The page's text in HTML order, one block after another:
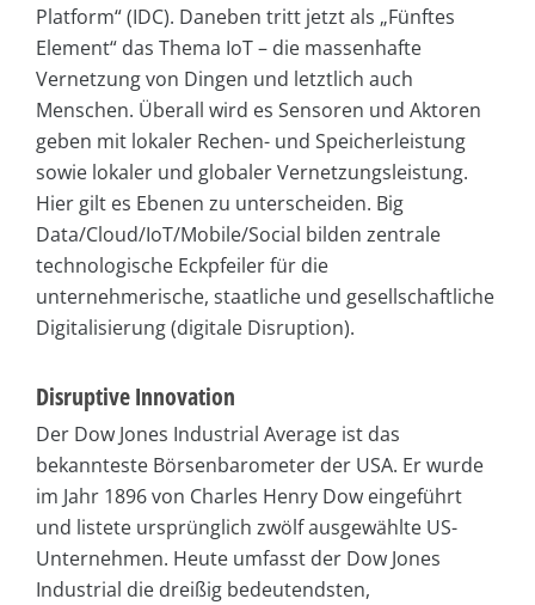
Platform“ (IDC). Daneben tritt jetzt als „Fünftes
Element“ das Thema IoT – die massenhafte
Vernetzung von Dingen und letztlich auch
Menschen. Überall wird es Sensoren und Aktoren
geben mit lokaler Rechen- und Speicherleistung
sowie lokaler und globaler Vernetzungsleistung.
Hier gilt es Ebenen zu unterscheiden. Big
Data/Cloud/IoT/Mobile/Social bilden zentrale
technologische Eckpfeiler für die
unternehmerische, staatliche und gesellschaftliche
Digitalisierung (digitale Disruption).
Disruptive Innovation
Der Dow Jones Industrial Average ist das
bekannteste Börsenbarometer der USA. Er wurde
im Jahr 1896 von Charles Henry Dow eingeführt
und listete ursprünglich zwölf ausgewählte US-
Unternehmen. Heute umfasst der Dow Jones
Industrial die dreißig bedeutendsten,